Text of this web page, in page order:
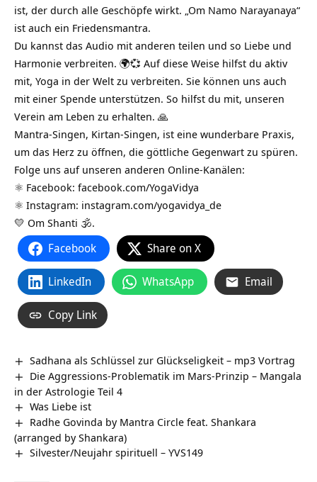
ist, der durch alle Geschöpfe wirkt. „Om Namo Narayanaya“
ist auch ein Friedensmantra.
Du kannst das Audio mit anderen teilen und so Liebe und
Harmonie verbreiten. 🌍💞 Auf diese Weise hilfst du aktiv
mit, Yoga in der Welt zu verbreiten. Sie können uns auch
mit einer Spende unterstützen. So hilfst du mit, unseren
Verein am Leben zu erhalten. 🙏
Mantra-Singen, Kirtan-Singen, ist eine wunderbare Praxis,
um das Herz zu öffnen, die göttliche Gegenwart zu spüren.
Folge uns auf unseren anderen Online-Kanälen:
⚛️ Facebook: facebook.com/YogaVidya
⚛️ Instagram: instagram.com/yogavidya_de
💛 Om Shanti 🕉.
Facebook Share on X
LinkedIn WhatsApp Email
Copy Link
Sadhana als Schlüssel zur Glückseligkeit – mp3 Vortrag
Die Aggressions-Problematik im Mars-Prinzip – Mangala
in der Astrologie Teil 4
Was Liebe ist
Radhe Govinda by Mantra Circle feat. Shankara
(arranged by Shankara)
Silvester/Neujahr spirituell – YVS149